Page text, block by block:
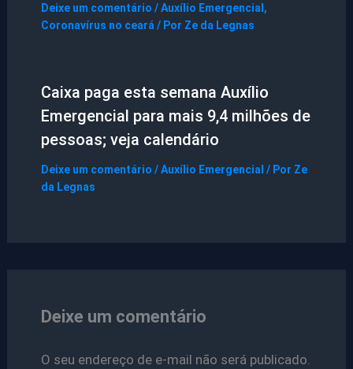
Deixe um comentário /Auxílio Emergencial ,
Coronavírus no ceará/ Por Ze da Legnas
Caixa paga esta semana Auxílio
Emergencial para mais 9,4 milhões de
pessoas; veja calendário
Deixe um comentário /Auxílio Emergencial / Por Ze
da Legnas
Deixe um comentário
O seu endereço de e-mail não será publicado.